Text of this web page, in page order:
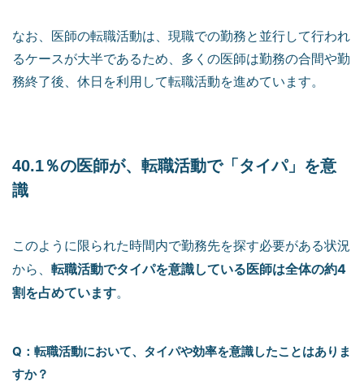
なお、医師の転職活動は、現職での勤務と並行して行われ
るケースが大半であるため、多くの医師は勤務の合間や勤
務終了後、休日を利用して転職活動を進めています。
40.1％の医師が、転職活動で「タイパ」を意
識
このように限られた時間内で勤務先を探す必要がある状況
から、 転職活動でタイパを意識している医師は全体の約4
割を占めています。
Q：転職活動において、タイパや効率を意識したことはありま
すか？